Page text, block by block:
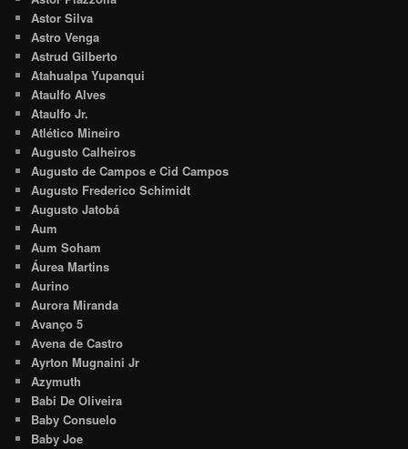
Astor Silva
Astro Venga
Astrud Gilberto
Atahualpa Yupanqui
Ataulfo Alves
Ataulfo Jr.
Atlético Mineiro
Augusto Calheiros
Augusto de Campos e Cid Campos
Augusto Frederico Schimidt
Augusto Jatobá
Aum
Aum Soham
Áurea Martins
Aurino
Aurora Miranda
Avanço 5
Avena de Castro
Ayrton Mugnaini Jr
Azymuth
Babi De Oliveira
Baby Consuelo
Baby Joe